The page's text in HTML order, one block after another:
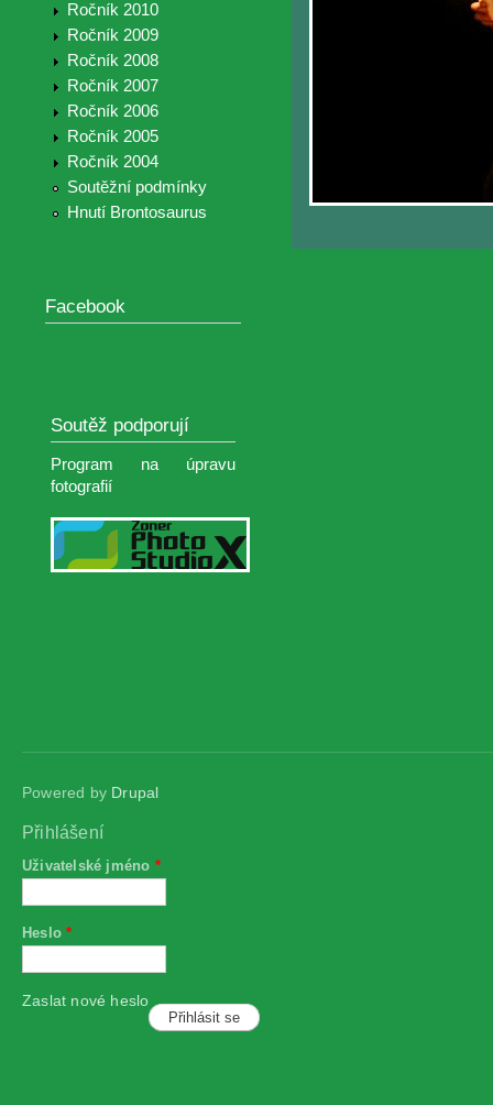
Ročník 2010
Ročník 2009
Ročník 2008
Ročník 2007
Ročník 2006
Ročník 2005
Ročník 2004
Soutěžní podmínky
Hnutí Brontosaurus
Facebook
Soutěž podporují
Program na úpravu
fotografií
Powered by Drupal
Přihlášení
Uživatelské jméno *
Heslo*
Zaslat nové heslo